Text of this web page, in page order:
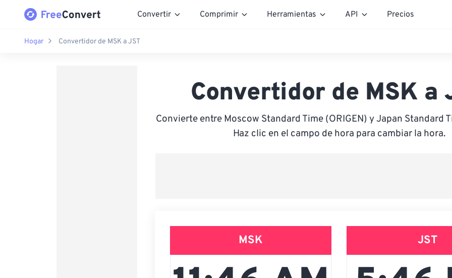
Convertir Comprimir Herramientas API Precios
Hogar Convertidor de MSK a JST
Convertidor de MSK a
Convierte entre Moscow Standard Time (ORIGEN) y Japan Standard
Haz clic en el campo de hora para cambiar la hora.
MSK JST